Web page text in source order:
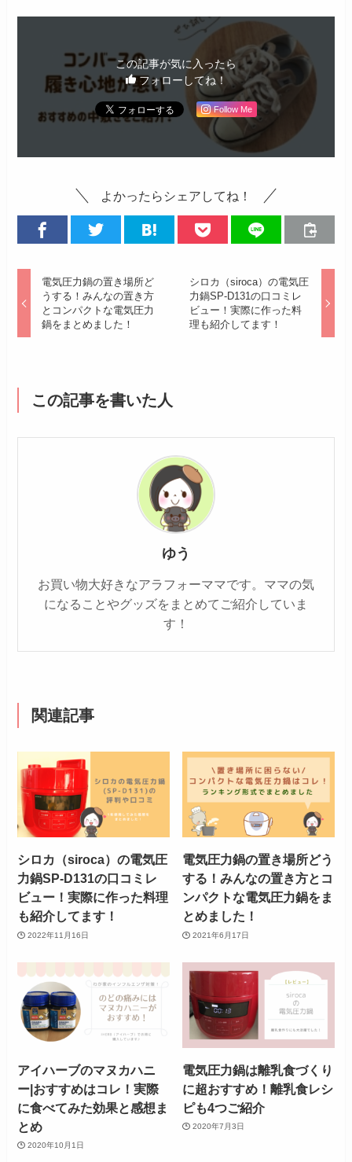
この記事が気に入ったら
フォローしてね！
Follow Me
よかったらシェアしてね！
電気圧力鍋の置き場所ど
うする！みんなの置き方
とコンパクトな電気圧力
鍋をまとめました！
シロカ（siroca）の電気圧
力鍋SP-D131の口コミレ
ビュー！実際に作った料
理も紹介してます！
この記事を書いた人
ゆう
お買い物大好きなアラフォーママです。ママの気
になることやグッズをまとめてご紹介していま
す！
関連記事
シロカ（siroca）の電気圧
力鍋SP-D131の口コミレ
ビュー！実際に作った料理
も紹介してます！
2022年11月16日
電気圧力鍋の置き場所どう
する！みんなの置き方とコ
ンパクトな電気圧力鍋をま
とめました！
2021年6月17日
アイハーブのマヌカハニ
ー|おすすめはコレ！実際
に食べてみた効果と感想ま
とめ
2020年10月1日
電気圧力鍋は離乳食づくり
に超おすすめ！離乳食レシ
ピも4つご紹介
2020年7月3日